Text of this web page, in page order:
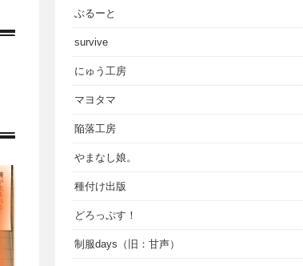
ぶるーと
survive
にゅう工房
マヨタマ
陥落工房
やまなし娘。
種付け出版
どろっぷす！
制服days（旧：甘声）